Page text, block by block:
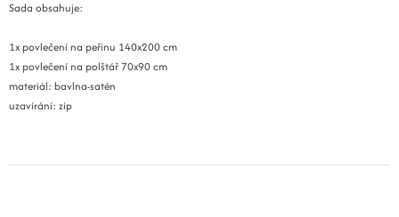
Sada obsahuje:
1x povlečení na peřinu 140x200 cm
1x povlečení na polštář 70x90 cm
materiál: bavlna-satén
uzavírání: zip